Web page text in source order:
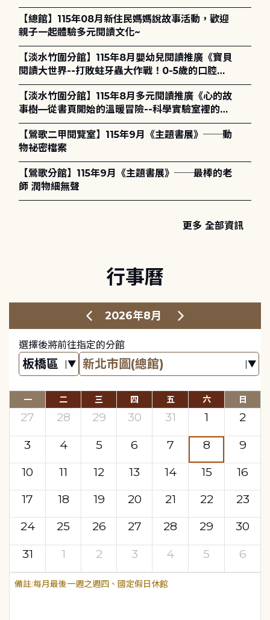
【總館】115年08月新住民媽媽說故事活動，歡迎
親子一起體驗多元閱讀文化~
【淡水竹圍分館】115年8月嬰幼兒閱讀推廣《寶貝
閱讀大世界--打敗蛀牙蟲大作戰！0-5歲的口腔照
護全攻略》
【淡水竹圍分館】115年8月多元閱讀推廣《心的故
事樹—從書頁開始的溫暖冒險--科學實驗室裡的放
電章魚》
【鶯歌二甲閱覽室】115年9月《主題書展》──動
物祕密檔案
【鶯歌分館】115年9月《主題書展》──最棒的老
師 潤物細無聲
更多 全部資訊
行事曆
2026年8月
選擇後將前往指定的分館
一 二 三 四 五 六 日
27 28 29 30 31 1
2
3
4 5 6 7 8
9
10
11 12 13 14 15
16
17
18 19 20 21 22
23
24
25 26 27 28 29
30
31
1 2 3 4 5 6
每月最後一週之週四、國定假日休館